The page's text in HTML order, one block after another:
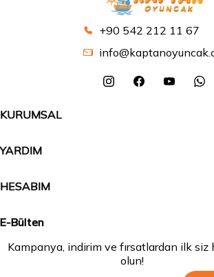
+90 542 212 11 67
KURUMSAL
YARDIM
HESABIM
E-Bülten
Kampanya, indirim ve fırsatlardan ilk siz
olun!